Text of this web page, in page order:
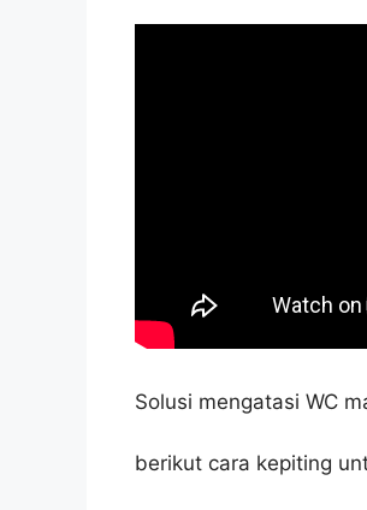
Solusi mengatasi WC
berikut cara kepiting